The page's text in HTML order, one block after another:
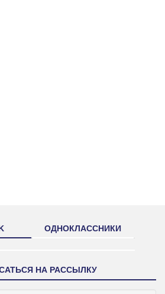
ОДНОКЛАССНИКИ
НА РАССЫЛКУ